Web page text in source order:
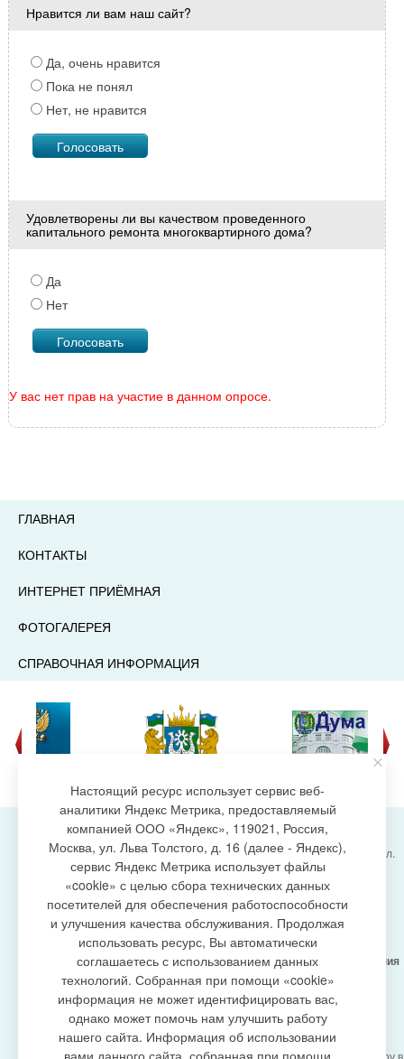
Нравится ли вам наш сайт?
Да, очень нравится
Пока не понял
Нет, не нравится
Удовлетворены ли вы качеством проведенного
капитального ремонта многоквартирного дома?
Да
Нет
У вас нет прав на участие в данном опросе.
ГЛАВНАЯ
КОНТАКТЫ
ИНТЕРНЕТ ПРИЁМНАЯ
ФОТОГАЛЕРЕЯ
СПРАВОЧНАЯ ИНФОРМАЦИЯ
создание сайта
Администрация городского поселения Излучинск, ул.
Энергетиков, 6, пгт. Излучинск, Нижневартовский
район,
Ханты-Мансийский автономный округ-Югра
(Тюменская область), 628634
Сетевое изданиеhttps://www.gp-izluchinsk.ru
16+
Учредитель -Администрация городского поселения
Излучинск
Главный редактор - Бурич Денис Ярославович
Телефон/факс: (3466) 28-13-77 , e-mail:
admizl@rambler.ru
Сетевое изданиеhttps://www.gp-izluchinsk.ru
Настоящий ресурс использует сервис веб-
аналитики Яндекс Метрика, предоставляемый
компанией ООО «Яндекс», 119021, Россия,
Москва, ул. Льва Толстого, д. 16 (далее - Яндекс),
сервис Яндекс Метрика использует файлы
«cookie» с целью сбора технических данных
посетителей для обеспечения работоспособности
и улучшения качества обслуживания. Продолжая
использовать ресурс, Вы автоматически
соглашаетесь с использованием данных
технологий. Собранная при помощи «cookie»
информация не может идентифицировать вас,
однако может помочь нам улучшить работу
нашего сайта. Информация об использовании
вами данного сайта, собранная при помощи